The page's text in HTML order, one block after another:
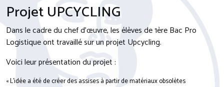
Projet UPCYCLING
Dans le cadre du chef d’œuvre, les élèves de 1ère Bac Pro
Logistique ont travaillé sur un projet Upcycling.
Voici leur présentation du projet :
« L’idée a été de créer des assises à partir de matériaux obsolètes